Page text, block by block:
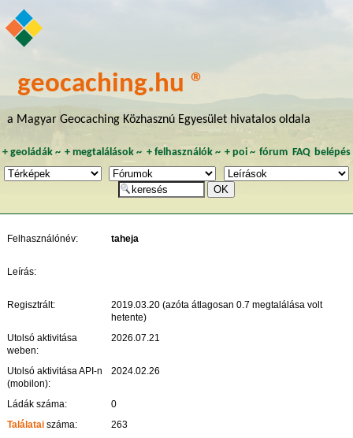
geocaching.hu ®
a Magyar Geocaching Közhasznú Egyesület hivatalos oldala
+ geoládák~ +megtalálások ~ + felhasználók~ + poi~ fórum FAQ belépés
Felhasználónév: taheja
Leírás:
Regisztrált:
2019.03.20 (azóta átlagosan 0.7 megtalálása volt
hetente)
Utolsó aktivitása
weben:
2026.07.21
Utolsó aktivitása API-n
(mobilon):
2024.02.26
Ládák száma:
0
Találatai száma: 263